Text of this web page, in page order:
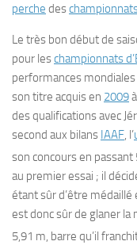
perche des
Le très bon début de
pour leschampionnats
performances mondiales
son titre acquis en 2009à
des qualifications avec
second aux bilans IAAF, l’
son concours en passant
au premier essai ; il
étant sûr d’être médaillé
est donc sûr de glaner la
5,91 m, barre qu’il